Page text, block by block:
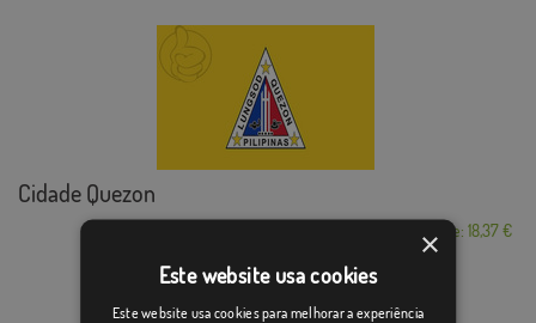
Cidade Quezon
Desde: 18,37 €
×
Este website usa cookies
Este website usa cookies para melhorar a experiência